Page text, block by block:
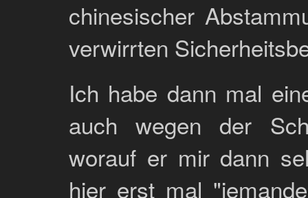
chinesischer
verwirrten
Ich habe dann mal
auch wegen der
worauf er mir dann
hier erst mal